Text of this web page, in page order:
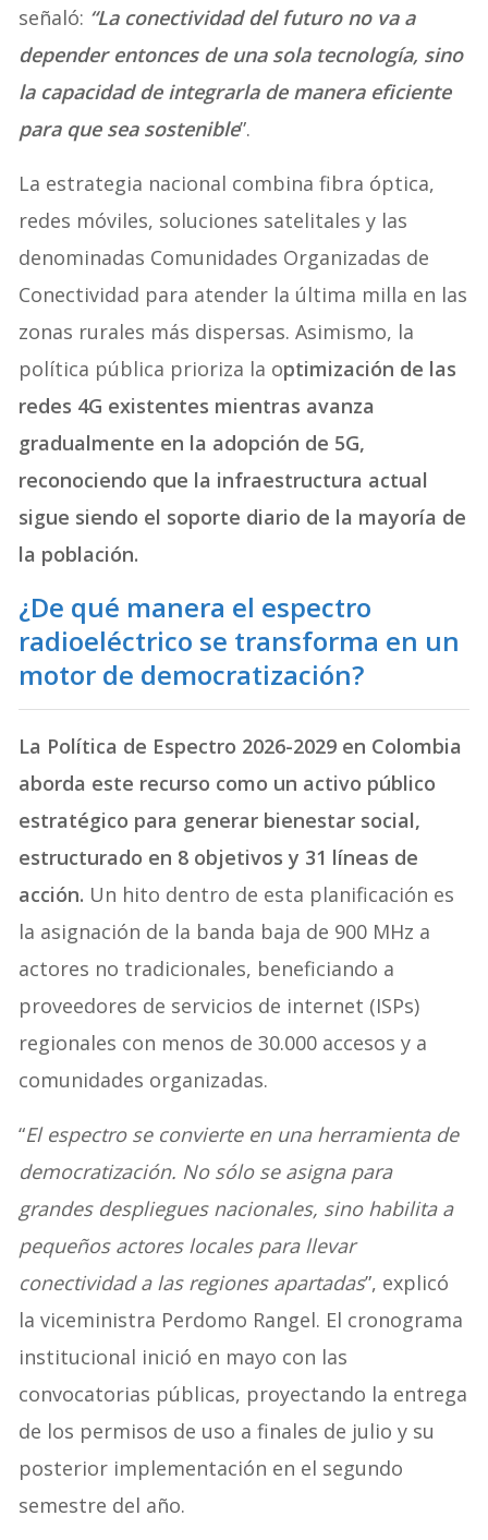
señaló: “La conectividad del futuro no va a
depender entonces de una sola tecnología, sino
la capacidad de integrarla de manera eficiente
para que sea sostenible”.
La estrategia nacional combina fibra óptica,
redes móviles, soluciones satelitales y las
denominadas Comunidades Organizadas de
Conectividad para atender la última milla en las
zonas rurales más dispersas. Asimismo, la
política pública prioriza la optimización de las
redes 4G existentes mientras avanza
gradualmente en la adopción de 5G,
reconociendo que la infraestructura actual
sigue siendo el soporte diario de la mayoría de
la población.
¿De qué manera el espectro
radioeléctrico se transforma en un
motor de democratización?
La Política de Espectro 2026-2029 en Colombia
aborda este recurso como un activo público
estratégico para generar bienestar social,
estructurado en 8 objetivos y 31 líneas de
acción. Un hito dentro de esta planificación es
la asignación de la banda baja de 900 MHz a
actores no tradicionales, beneficiando a
proveedores de servicios de internet (ISPs)
regionales con menos de 30.000 accesos y a
comunidades organizadas.
“El espectro se convierte en una herramienta de
democratización. No sólo se asigna para
grandes despliegues nacionales, sino habilita a
pequeños actores locales para llevar
conectividad a las regiones apartadas”, explicó
la viceministra Perdomo Rangel. El cronograma
institucional inició en mayo con las
convocatorias públicas, proyectando la entrega
de los permisos de uso a finales de julio y su
posterior implementación en el segundo
semestre del año.